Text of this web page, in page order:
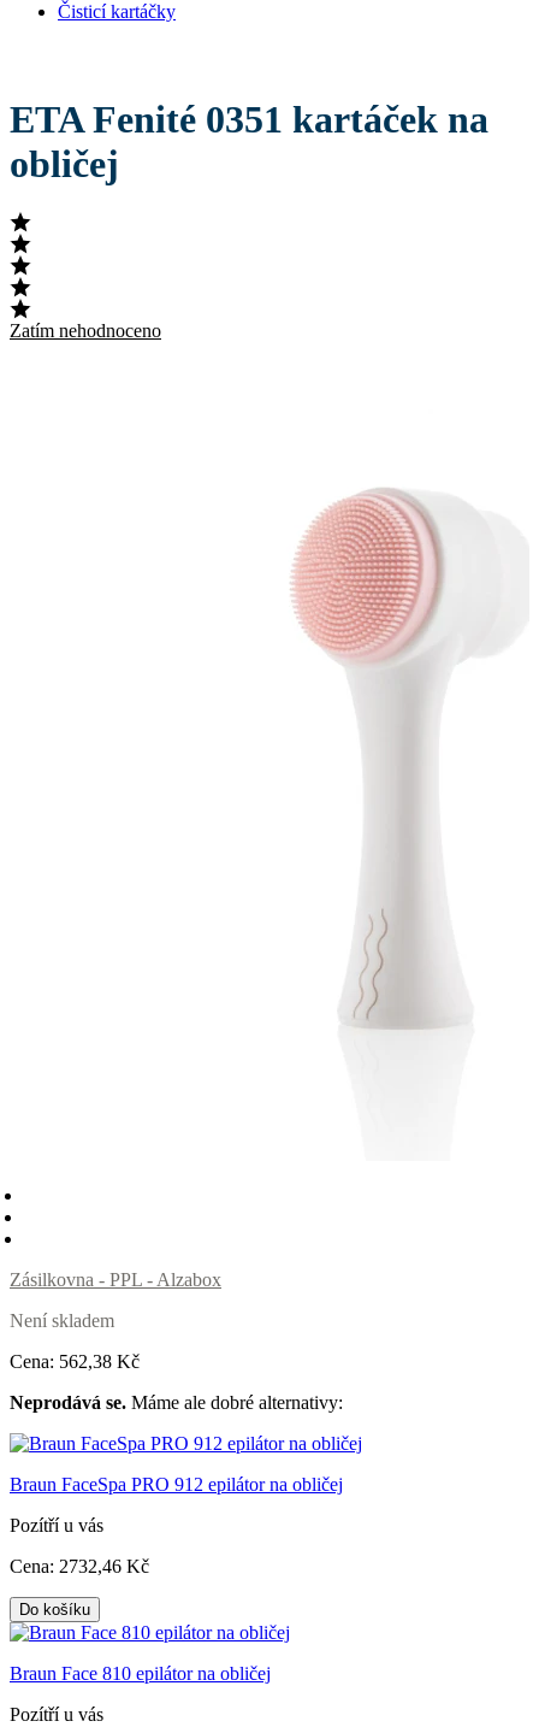
Čisticí kartáčky
ETA Fenité 0351 kartáček na
obličej
Zatím nehodnoceno
Zásilkovna - PPL - Alzabox
Není skladem
Cena: 562,38 Kč
Neprodává se. Máme ale dobré alternativy:
Braun FaceSpa PRO 912 epilátor na obličej
Pozítří u vás
Cena: 2732,46 Kč
Do košíku
Braun Face 810 epilátor na obličej
Pozítří u vás